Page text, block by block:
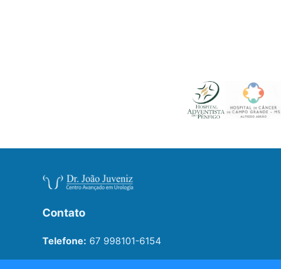
Contato
Telefone: 67 998101-6154